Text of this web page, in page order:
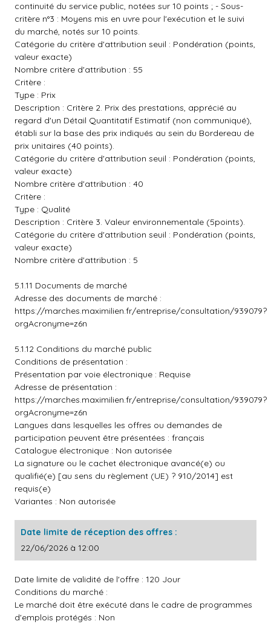
continuité du service public, notées sur 10 points ; - Sous-
critère n°3 : Moyens mis en uvre pour l'exécution et le suivi
du marché, notés sur 10 points.
Catégorie du critère d'attribution seuil : Pondération (points,
valeur exacte)
Nombre critère d'attribution : 55
Critère :
Type : Prix
Description : Critère 2. Prix des prestations, apprécié au
regard d'un Détail Quantitatif Estimatif (non communiqué),
établi sur la base des prix indiqués au sein du Bordereau de
prix unitaires (40 points).
Catégorie du critère d'attribution seuil : Pondération (points,
valeur exacte)
Nombre critère d'attribution : 40
Critère :
Type : Qualité
Description : Critère 3. Valeur environnementale (5points).
Catégorie du critère d'attribution seuil : Pondération (points,
valeur exacte)
Nombre critère d'attribution : 5
5.1.11 Documents de marché
Adresse des documents de marché :
https://marches.maximilien.fr/entreprise/consultation/939079?
orgAcronyme=z6n
5.1.12 Conditions du marché public
Conditions de présentation :
Présentation par voie électronique : Requise
Adresse de présentation :
https://marches.maximilien.fr/entreprise/consultation/939079?
orgAcronyme=z6n
Langues dans lesquelles les offres ou demandes de
participation peuvent être présentées : français
Catalogue électronique : Non autorisée
La signature ou le cachet électronique avancé(e) ou
qualifié(e) [au sens du règlement (UE) ? 910/2014] est
requis(e)
Variantes : Non autorisée
Date limite de réception des offres :
22/06/2026 à 12:00
Date limite de validité de l'offre : 120 Jour
Conditions du marché :
Le marché doit être exécuté dans le cadre de programmes
d'emplois protégés : Non